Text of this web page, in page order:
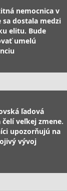
nemocnica v
sa dostala medzi
elitu. Bude
umelú
ľadová
čelí veľkej zmene.
upozorňujú na
vývoj